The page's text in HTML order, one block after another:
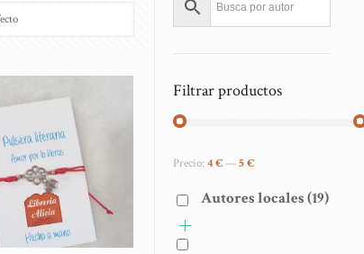
Filtrar productos
Precio: 4 €—5 €
Autores locales(19)